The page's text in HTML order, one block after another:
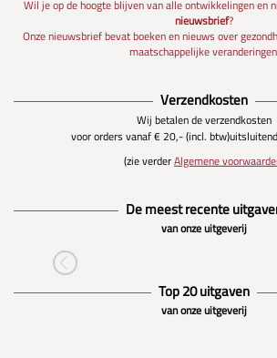
Wil je op de hoogte blijven van alle ontwikkelingen en
nieuwsbrief?
Onze nieuwsbrief bevat boeken en nieuws over
maatschappelijke
Verzendkosten
Wij betalen de verzendkosten
voor orders vanaf € 20,- (incl. btw)
(zie verderAlgemene
De meest recente
van onze uitgeverij
Top 20 uitgaven
van onze uitgeverij